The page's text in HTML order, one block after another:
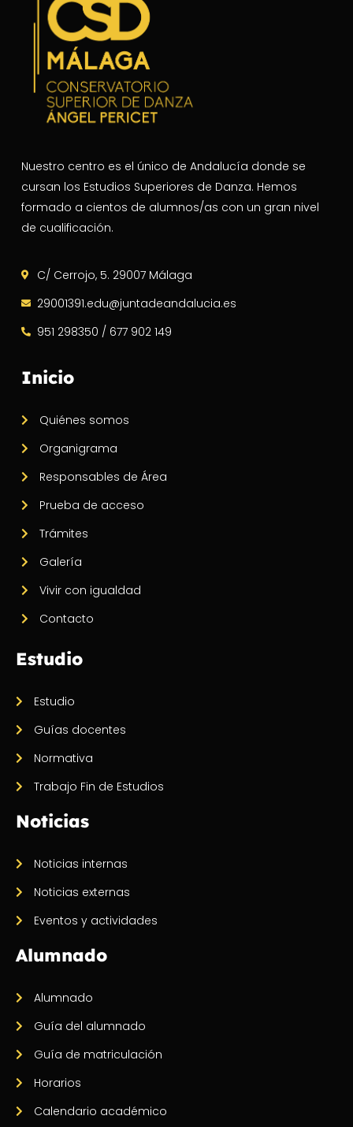
Nuestro centro es el único de Andalucía donde se
cursan los Estudios Superiores de Danza. Hemos
formado a cientos de alumnos/as con un gran nivel
de cualificación.
C/ Cerrojo, 5. 29007 Málaga
29001391.edu@juntadeandalucia.es
951 298350 / 677 902 149
Inicio
Quiénes somos
Organigrama
Responsables de Área
Prueba de acceso
Trámites
Galería
Vivir con igualdad
Contacto
Estudio
Estudio
Guías docentes
Normativa
Trabajo Fin de Estudios
Noticias
Noticias internas
Noticias externas
Eventos y actividades
Alumnado
Alumnado
Guía del alumnado
Guía de matriculación
Horarios
Calendario académico